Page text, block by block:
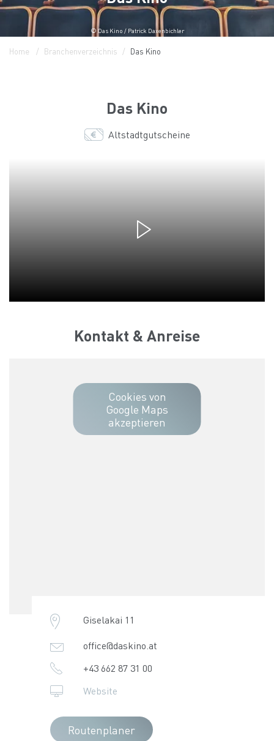
© Das Kino / Patrick Daxenbichler
Home Branchenverzeichnis Das Kino
Das Kino
Altstadtgutscheine
Kontakt & Anreise
Cookies von
Google Maps
akzeptieren
Giselakai 11
office@daskino.at
+43 662 87 31 00
Website
Routenplaner